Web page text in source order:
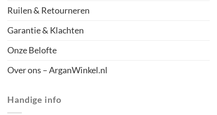
Ruilen & Retourneren
Garantie & Klachten
Onze Belofte
Over ons – ArganWinkel.nl
Handige info